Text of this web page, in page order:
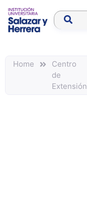
Home
Centro
de
Extensión